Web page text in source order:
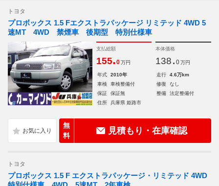
トヨタ
プロボックス 1.5 Fエクストラパッケージ リミテッド 4WD 5
速MT 4WD 禁煙車 後期型 特別仕様車
支払総額
155.0 万円
本体価格
138. 0 万円
年式 2010年 走行
4.6万km
車検
車検整備付 修復
なし
保証
保証無 整備
法定整備付
住所
兵庫県 姫路市
無
料
見積もり・在庫確認
トヨタ
プロボックス 1.5 F エクストラパッケージ・リミテッド 4WD